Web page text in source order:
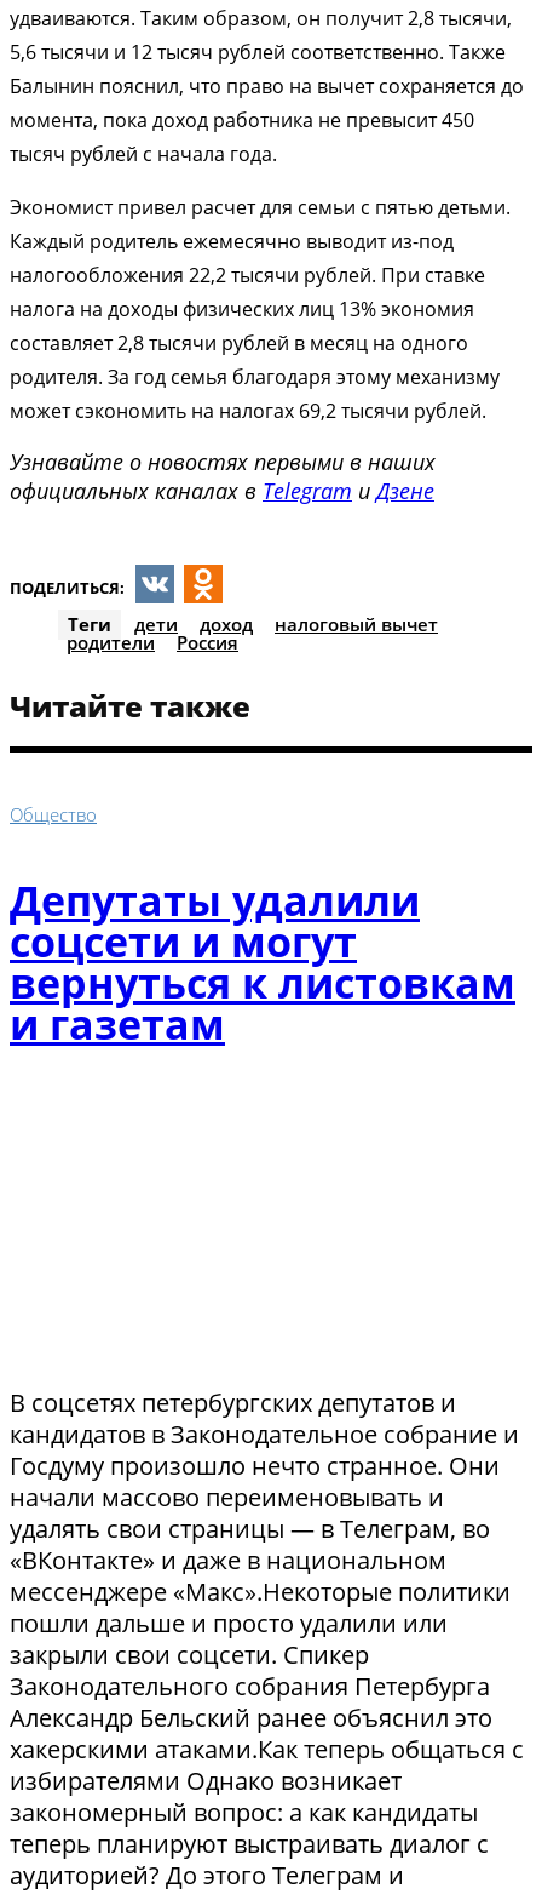
удваиваются. Таким образом, он получит 2,8 тысячи,
5,6 тысячи и 12 тысяч рублей соответственно. Также
Балынин пояснил, что право на вычет сохраняется до
момента, пока доход работника не превысит 450
тысяч рублей с начала года.
Экономист привел расчет для семьи с пятью детьми.
Каждый родитель ежемесячно выводит из-под
налогообложения 22,2 тысячи рублей. При ставке
налога на доходы физических лиц 13% экономия
составляет 2,8 тысячи рублей в месяц на одного
родителя. За год семья благодаря этому механизму
может сэкономить на налогах 69,2 тысячи рублей.
Узнавайте о новостях первыми в наших
официальных каналах в Telegram иДзене
ПОДЕЛИТЬСЯ:
VKOdnoklassniki
Теги дети доход налоговый вычет
родители Россия
Читайте также
Общество
Депутаты удалили
соцсети и могут
вернуться к листовкам
и газетам
В соцсетях петербургских депутатов и
кандидатов в Законодательное собрание и
Госдуму произошло нечто странное. Они
начали массово переименовывать и
удалять свои страницы — в Телеграм, во
«ВКонтакте» и даже в национальном
мессенджере «Макс».Некоторые политики
пошли дальше и просто удалили или
закрыли свои соцсети. Спикер
Законодательного собрания Петербурга
Александр Бельский ранее объяснил это
хакерскими атаками.Как теперь общаться с
избирателями Однако возникает
закономерный вопрос: а как кандидаты
теперь планируют выстраивать диалог с
аудиторией? До этого Телеграм и